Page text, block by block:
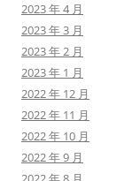
2023 年 4 月
2023 年 3 月
2023 年 2 月
2023 年 1 月
2022 年 12 月
2022 年 11 月
2022 年 10 月
2022 年 9 月